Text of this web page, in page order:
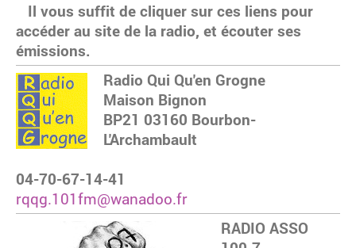
Il vous suffit de cliquer sur ces liens pour
accéder au site de la radio, et écouter ses
émissions.
Radio Qui Qu'en Grogne
Maison Bignon
BP21 03160 Bourbon-
L'Archambault
04-70-67-14-41
rqqg.101fm@wanadoo.fr
RADIO ASSO